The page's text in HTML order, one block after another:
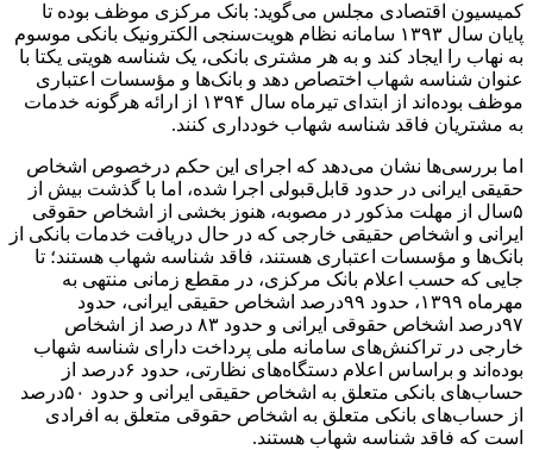
کمیسیون اقتصادی مجلس می‌گوید: بانک مرکزی موظف بوده تا
پایان سال ۱۳۹۳ سامانه نظام هویت‌سنجی الکترونیک بانکی موسوم
به نهاب را ایجاد کند و به هر مشتری بانکی، یک شناسه هویتی یکتا با
عنوان شناسه شهاب اختصاص دهد و بانک‌ها و مؤسسات اعتباری
موظف بوده‌اند از ابتدای تیر‌ماه سال ۱۳۹۴ از ارائه هرگونه خدمات
به مشتریان فاقد شناسه شهاب خودداری کنند.
اما بررسی‌ها نشان می‌دهد که اجرای این حکم درخصوص اشخاص
حقیقی ایرانی در حدود قابل‌قبولی اجرا شده، اما با گذشت بیش از
۵سال از مهلت مذکور در مصوبه، هنوز بخشی از اشخاص حقوقی
ایرانی و اشخاص حقیقی خارجی که در حال دریافت خدمات بانکی از
بانک‌ها و مؤسسات اعتباری هستند، فاقد شناسه شهاب هستند؛ تا
جایی که حسب اعلام بانک مرکزی، در مقطع زمانی منتهی به
مهر‌ماه ۱۳۹۹، حدود ۹۹درصد اشخاص حقیقی ایرانی، حدود
۹۷درصد اشخاص حقوقی ایرانی و حدود ۸۳ درصد از اشخاص
خارجی در تراکنش‌های سامانه ملی پرداخت دارای شناسه شهاب
بوده‌اند و براساس اعلام دستگاه‌های نظارتی، حدود ۶درصد از
حساب‌های بانکی متعلق به اشخاص حقیقی ایرانی و حدود ۵۰درصد
از حساب‌های بانکی متعلق به اشخاص حقوقی متعلق به افرادی
است که فاقد شناسه شهاب هستند.